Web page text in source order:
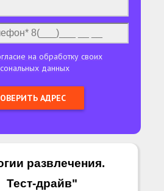
на обработку своих
данных
развлечения.
Тест-драйв"